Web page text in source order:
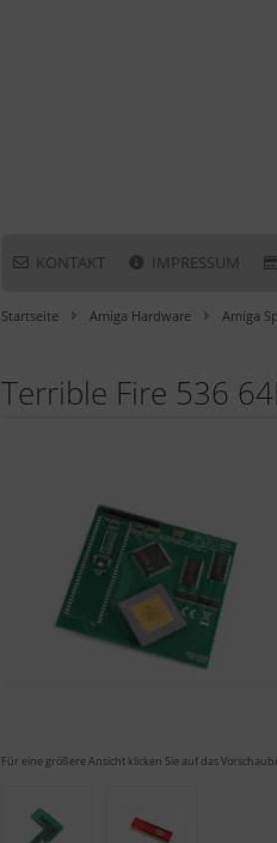
KONTAKT IMPRESSUM
Startseite Amiga Hardware Amiga
Terrible Fire 536
Für eine größere Ansicht klicken Sie auf das